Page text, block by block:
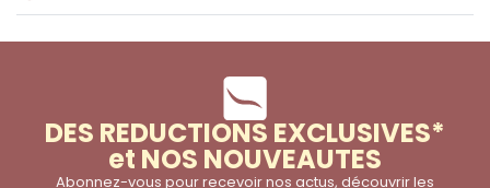
DES REDUCTIONS EXCLUSIVES*
et NOS NOUVEAUTES
Abonnez-vous pour recevoir nos actus, découvrir les